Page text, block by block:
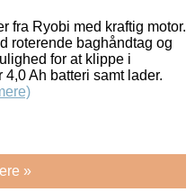
fra Ryobi med kraftig motor.
roterende baghåndtag og
for at klippe i
Ah batteri samt lader.
»